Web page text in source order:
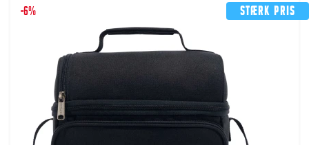
Stærk pris
-6%